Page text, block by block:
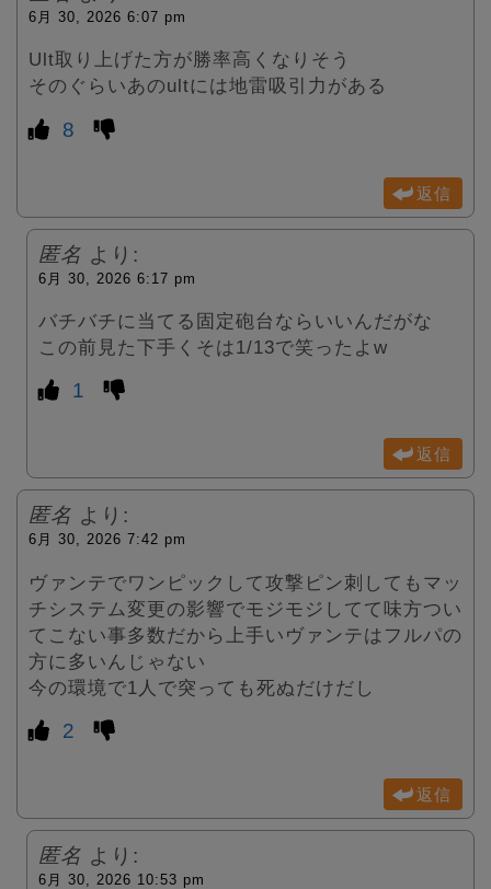
6月 30, 2026 6:07 pm
Ult取り上げた方が勝率高くなりそう
そのぐらいあのultには地雷吸引力がある
8
返信
匿名 より:
6月 30, 2026 6:17 pm
バチバチに当てる固定砲台ならいいんだがな
この前見た下手くそは1/13で笑ったよw
1
返信
匿名 より:
6月 30, 2026 7:42 pm
ヴァンテでワンピックして攻撃ピン刺してもマッ
チシステム変更の影響でモジモジしてて味方つい
てこない事多数だから上手いヴァンテはフルパの
方に多いんじゃない
今の環境で1人で突っても死ぬだけだし
2
返信
匿名 より:
6月 30, 2026 10:53 pm